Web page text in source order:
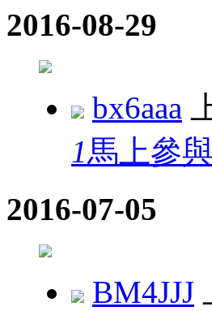
2016-08-29
bx6aaa
1馬上參與
2016-07-05
BM4JJJ